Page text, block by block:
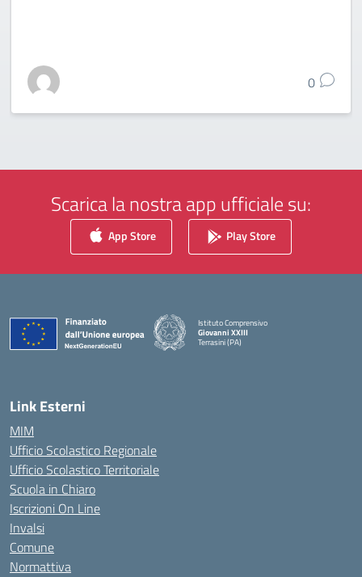
0
Scarica la nostra app ufficiale su:
App Store Play Store
Istituto Comprensivo
Giovanni XXIII
Terrasini (PA)
Link Esterni
MIM
Ufficio Scolastico Regionale
Ufficio Scolastico Territoriale
Scuola in Chiaro
Iscrizioni On Line
Invalsi
Comune
Normattiva